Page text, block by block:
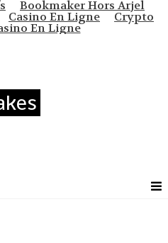
Bookmaker Hors Arjel
Casino En Ligne Crypto
En Ligne